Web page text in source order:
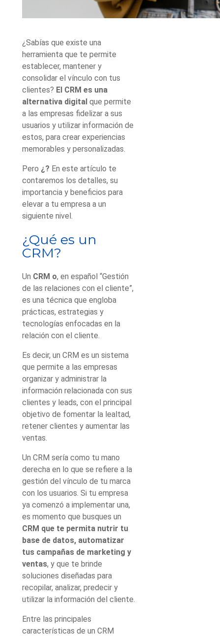
¿Sabías que existe una
herramienta que te permite
establecer, mantener y
consolidar el vínculo con tus
clientes? El CRM es una
alternativa digital que permite
a las empresas fidelizar a sus
usuarios y utilizar información de
estos, para crear experiencias
memorables y personalizadas.
Pero ¿? En este artículo te
contaremos los detalles, su
importancia y beneficios para
elevar a tu empresa a un
siguiente nivel.
¿Qué es un
CRM?
Un CRM o, en español “Gestión
de las relaciones con el cliente”,
es una técnica que engloba
prácticas, estrategias y
tecnologías enfocadas en la
relación con el cliente.
Es decir, un CRM es un sistema
que permite a las empresas
organizar y administrar la
información relacionada con sus
clientes y leads, con el principal
objetivo de fomentar la lealtad,
retener clientes y aumentar las
ventas.
Un CRM sería como tu mano
derecha en lo que se refiere a la
gestión del vínculo de tu marca
con los usuarios. Si tu empresa
ya comenzó a implementar una,
es momento que busques un
CRM que te permita nutrir tu
base de datos, automatizar
tus campañas de marketing y
ventas, y que te brinde
soluciones diseñadas para
recopilar, analizar, predecir y
utilizar la información del cliente.
Entre las principales
características de un CRM